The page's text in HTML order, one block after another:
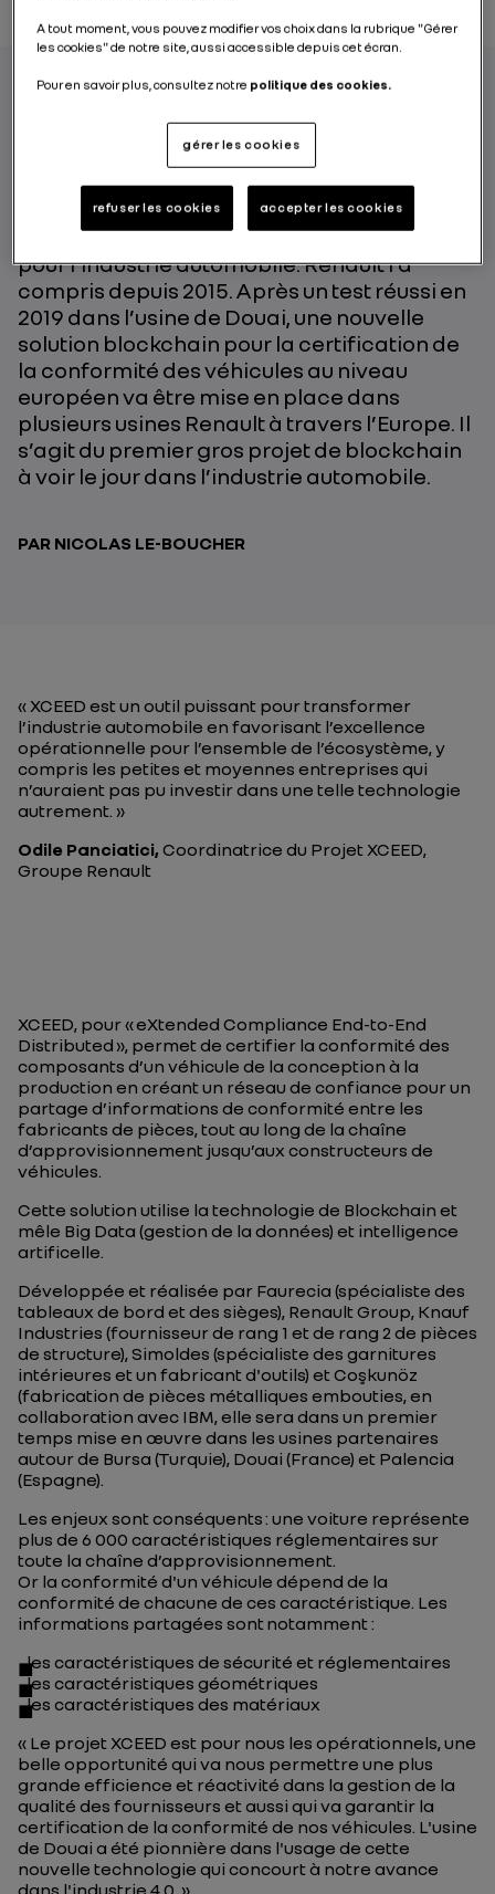
Apparue dans la finance, la blockchain
permet de réaliser des échanges en temps
réel sécurisés au sein d’un réseau, sans
risque de falsification, tout en respectant la
propriété de la donnée. Un outil prometteur
pour l’industrie automobile. Renault l’a
compris depuis 2015. Après un test réussi en
2019 dans l’usine de Douai, une nouvelle
solution blockchain pour la certification de
la conformité des véhicules au niveau
européen va être mise en place dans
plusieurs usines Renault à travers l’Europe. Il
s’agit du premier gros projet de blockchain
à voir le jour dans l’industrie automobile.
PAR NICOLAS LE-BOUCHER
« XCEED est un outil puissant pour transformer
l’industrie automobile en favorisant l’excellence
opérationnelle pour l’ensemble de l’écosystème, y
compris les petites et moyennes entreprises qui
n’auraient pas pu investir dans une telle technologie
autrement. »
Odile Panciatici,Coordinatrice du Projet XCEED,
Groupe Renault
XCEED, pour « eXtended Compliance End-to-End
Distributed », permet de certifier la conformité des
composants d’un véhicule de la conception à la
production en créant un réseau de confiance pour un
partage d’informations de conformité entre les
fabricants de pièces, tout au long de la chaîne
d’approvisionnement jusqu’aux constructeurs de
véhicules.
Cette solution utilise la technologie de Blockchain et
mêle Big Data (gestion de la données) et intelligence
artificelle.
Développée et réalisée par Faurecia (spécialiste des
tableaux de bord et des sièges), Renault Group, Knauf
Industries (fournisseur de rang 1 et de rang 2 de pièces
de structure), Simoldes (spécialiste des garnitures
intérieures et un fabricant d'outils) et Coşkunöz
(fabrication de pièces métalliques embouties, en
collaboration avec IBM, elle sera dans un premier
temps mise en œuvre dans les usines partenaires
autour de Bursa (Turquie), Douai (France) et Palencia
(Espagne).
Les enjeux sont conséquents : une voiture représente
plus de 6 000 caractéristiques réglementaires sur
toute la chaîne d’approvisionnement.
Or la conformité d'un véhicule dépend de la
conformité de chacune de ces caractéristique. Les
informations partagées sont notamment :
les caractéristiques de sécurité et réglementaires
les caractéristiques géométriques
les caractéristiques des matériaux
« Le projet XCEED est pour nous les opérationnels, une
belle opportunité qui va nous permettre une plus
grande efficience et réactivité dans la gestion de la
qualité des fournisseurs et aussi qui va garantir la
certification de la conformité de nos véhicules. L'usine
de Douai a été pionnière dans l'usage de cette
nouvelle technologie qui concourt à notre avance
dans l'industrie 4.0. »
A tout moment, vous pouvez modifier vos choix dans la rubrique "Gérer
les cookies" de notre site, aussi accessible depuis cet écran.
Pour en savoir plus, consultez notre politique des cookies.
gérer les cookies
refuser les cookies accepter les cookies